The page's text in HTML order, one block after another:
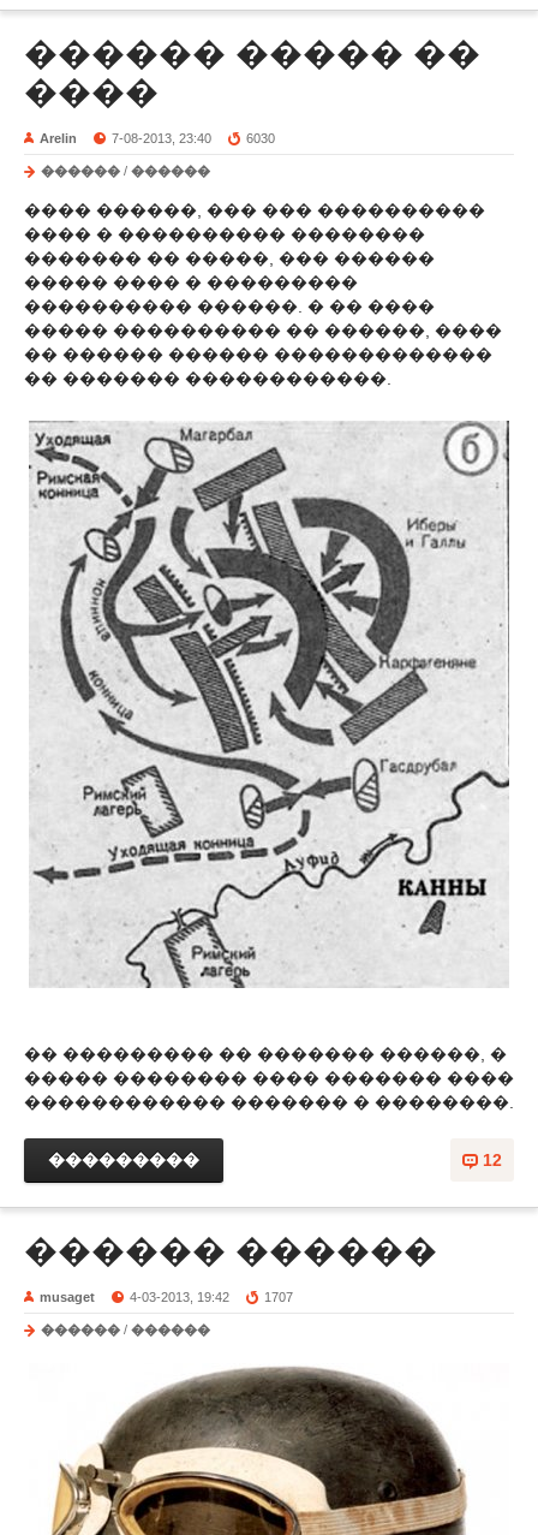
������ ����� ��
����
Arelin 7-08-2013, 23:40 6030
������ / ������
���� ������, ��� ��� ����������
���� � ���������� ��������
������� �� �����, ��� ������
����� ���� � ���������
���������� ������. � �� ����
����� ���������� �� ������, ����
�� ������ ������ �������������
�� ������� ������������.
�� ��������� �� ������� ������, �
����� �������� ���� ������� ����
������������ ������� � ��������.
12
���������
������ ������
musaget 4-03-2013, 19:42 1707
������ / ������